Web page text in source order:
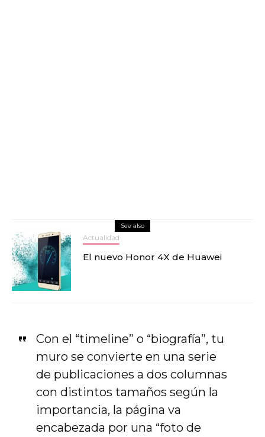
See also
Actualidad
El nuevo Honor 4X de Huawei
Con el “timeline” o “biografía”, tu
muro se convierte en una serie
de publicaciones a dos columnas
con distintos tamaños según la
importancia, la página va
encabezada por una “foto de